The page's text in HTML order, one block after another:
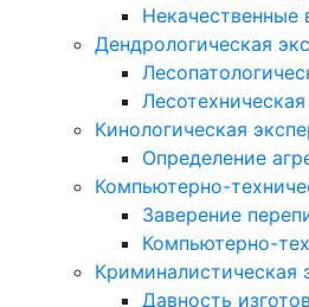
Некачественные
Дендрологическая
Кинологическая
Определение
Компьютерно-
Заверение
Компьютерно-
Криминалистическая
Давность